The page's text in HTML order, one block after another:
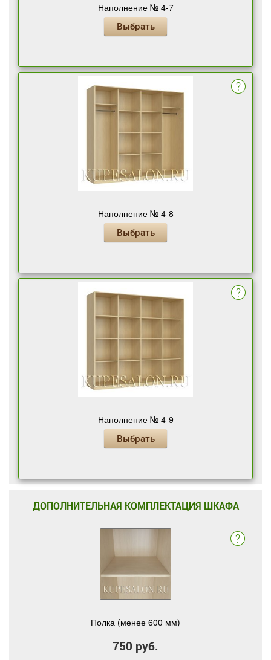
Наполнение № 4-7
Выбрать
Наполнение № 4-8
Выбрать
Наполнение № 4-9
Выбрать
ДОПОЛНИТЕЛЬНАЯ КОМПЛЕКТАЦИЯ ШКАФА
Полка (менее 600 мм)
750 руб.